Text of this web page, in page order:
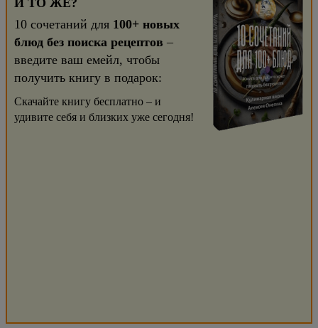
И ТО ЖЕ?
10 сочетаний для 100+ новых
блюд без поиска рецептов –
введите ваш емейл, чтобы
получить книгу в подарок:
Скачайте книгу бесплатно – и
удивите себя и близких уже сегодня!